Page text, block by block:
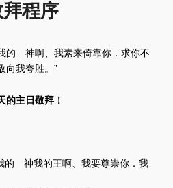
拜程序
的 神啊、我素来倚靠你．求你不
向我夸胜。”
主日敬拜！
的 神我的王啊、我要尊崇你．我